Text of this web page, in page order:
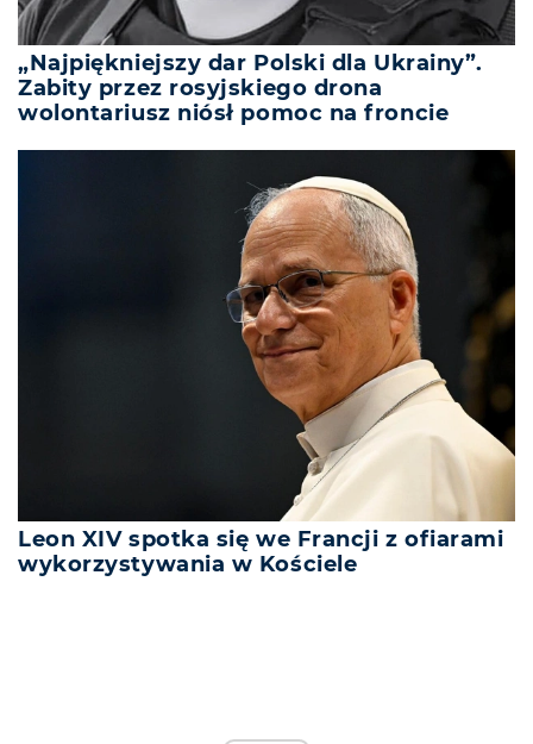
„Najpiękniejszy dar Polski dla Ukrainy”.
Zabity przez rosyjskiego drona
wolontariusz niósł pomoc na froncie
Leon XIV spotka się we Francji z ofiarami
wykorzystywania w Kościele